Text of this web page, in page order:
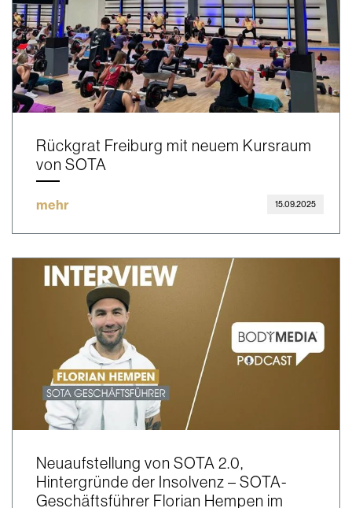
Rückgrat Freiburg mit neuem Kursraum
von SOTA
mehr 15.09.2025
Neuaufstellung von SOTA 2.0,
Hintergründe der Insolvenz – SOTA-
Geschäftsführer Florian Hempen im